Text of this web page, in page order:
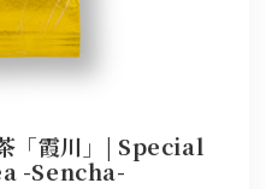
「霞川」| Special
-Sencha-